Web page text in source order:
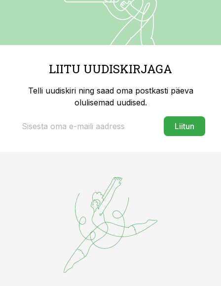
LIITU UUDISKIRJAGA
Telli uudiskiri ning saad oma postkasti päeva
olulisemad uudised.
Liitun